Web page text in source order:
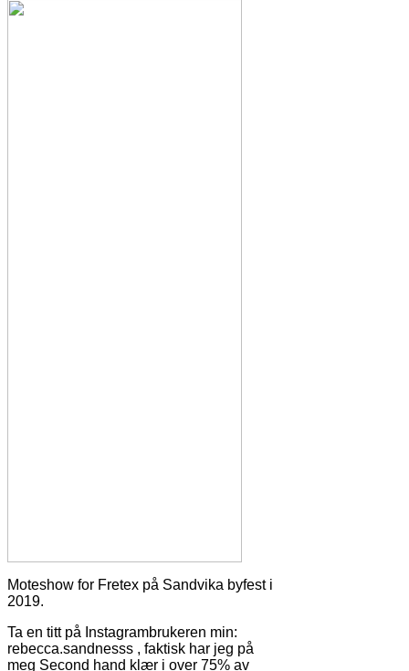
Moteshow for Fretex på Sandvika byfest i
2019.
Ta en titt på Instagrambrukeren min:
rebecca.sandnesss , faktisk har jeg på
meg Second hand klær i over 75% av